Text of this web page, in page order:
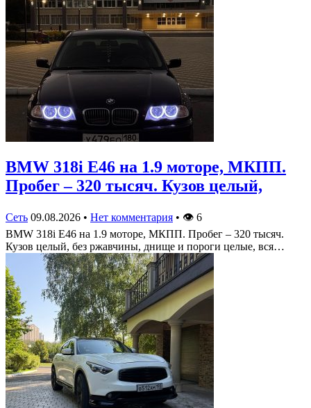
BMW 318i E46 на 1.9 моторе, МКПП.
Пробег – 320 тысяч. Кузов целый,
Сеть 09.08.2026 • Нет комментария • 👁 6
BMW 318i E46 на 1.9 моторе, МКПП. Пробег – 320 тысяч.
Кузов целый, без ржавчины, днище и пороги целые, вся…